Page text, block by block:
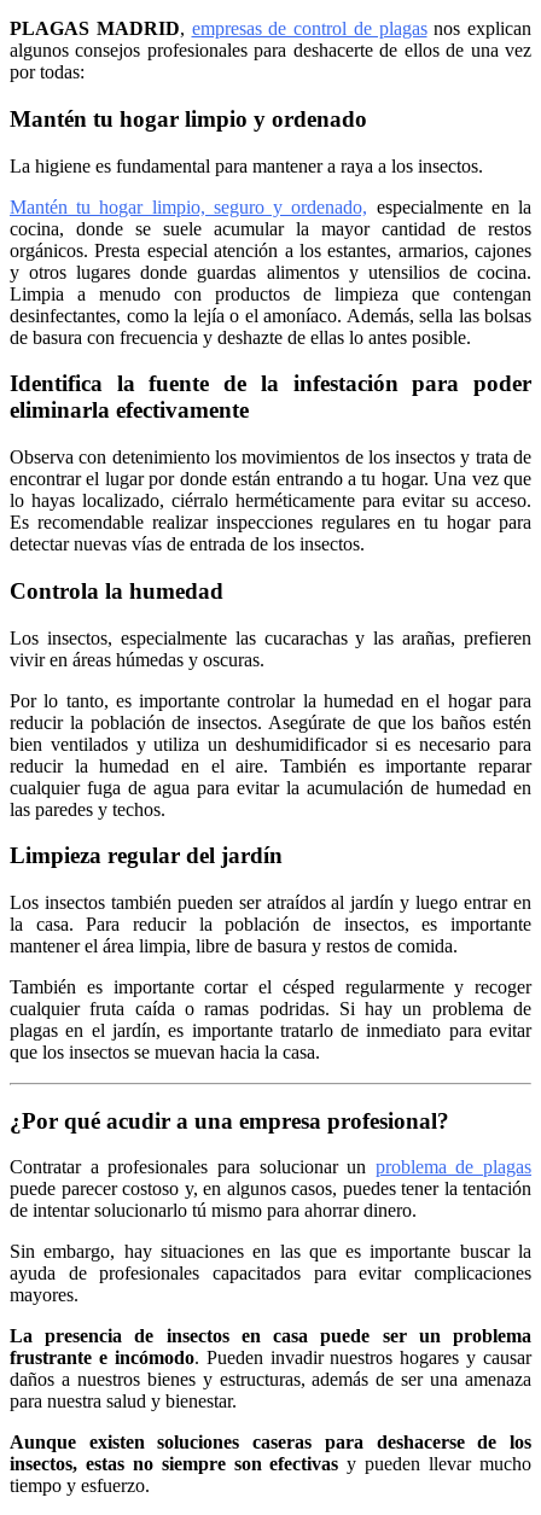
PLAGAS MADRID, empresas de control de plagasnos explican
algunos consejos profesionales para deshacerte de ellos de una vez
por todas:
Mantén tu hogar limpio y ordenado
La higiene es fundamental para mantener a raya a los insectos.
Mantén tu hogar limpio, seguro y ordenado, especialmente en la
cocina, donde se suele acumular la mayor cantidad de restos
orgánicos. Presta especial atención a los estantes, armarios, cajones
y otros lugares donde guardas alimentos y utensilios de cocina.
Limpia a menudo con productos de limpieza que contengan
desinfectantes, como la lejía o el amoníaco. Además, sella las bolsas
de basura con frecuencia y deshazte de ellas lo antes posible.
Identifica la fuente de la infestación para poder
eliminarla efectivamente
Observa con detenimiento los movimientos de los insectos y trata de
encontrar el lugar por donde están entrando a tu hogar. Una vez que
lo hayas localizado, ciérralo herméticamente para evitar su acceso.
Es recomendable realizar inspecciones regulares en tu hogar para
detectar nuevas vías de entrada de los insectos.
Controla la humedad
Los insectos, especialmente las cucarachas y las arañas, prefieren
vivir en áreas húmedas y oscuras.
Por lo tanto, es importante controlar la humedad en el hogar para
reducir la población de insectos. Asegúrate de que los baños estén
bien ventilados y utiliza un deshumidificador si es necesario para
reducir la humedad en el aire. También es importante reparar
cualquier fuga de agua para evitar la acumulación de humedad en
las paredes y techos.
Limpieza regular del jardín
Los insectos también pueden ser atraídos al jardín y luego entrar en
la casa. Para reducir la población de insectos, es importante
mantener el área limpia, libre de basura y restos de comida.
También es importante cortar el césped regularmente y recoger
cualquier fruta caída o ramas podridas. Si hay un problema de
plagas en el jardín, es importante tratarlo de inmediato para evitar
que los insectos se muevan hacia la casa.
¿Por qué acudir a una empresa profesional?
Contratar a profesionales para solucionar un problema de plagas
puede parecer costoso y, en algunos casos, puedes tener la tentación
de intentar solucionarlo tú mismo para ahorrar dinero.
Sin embargo, hay situaciones en las que es importante buscar la
ayuda de profesionales capacitados para evitar complicaciones
mayores.
La presencia de insectos en casa puede ser un problema
frustrante e incómodo. Pueden invadir nuestros hogares y causar
daños a nuestros bienes y estructuras, además de ser una amenaza
para nuestra salud y bienestar.
Aunque existen soluciones caseras para deshacerse de los
insectos, estas no siempre son efectivas y pueden llevar mucho
tiempo y esfuerzo.